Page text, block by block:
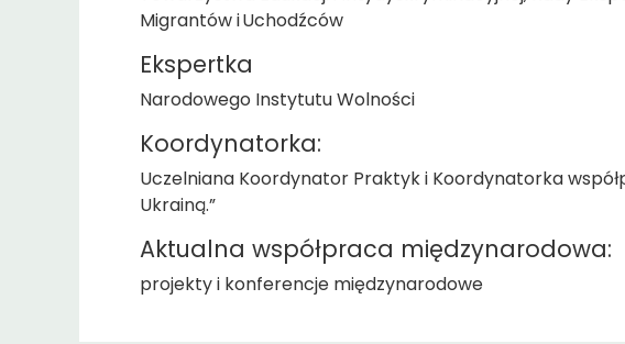
Migrantów i Uchodźców
Ekspertka
Narodowego Instytutu Wolności
Koordynatorka:
Uczelniana Koordynator Praktyk i Koordynatorka
Ukrainą.”
Aktualna współpraca międzynarodowa:
projekty i konferencje międzynarodowe